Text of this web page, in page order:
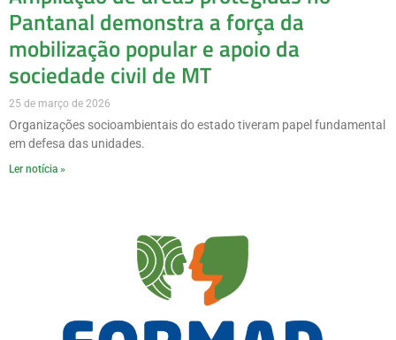
Pantanal demonstra a força da
mobilização popular e apoio da
sociedade civil de MT
25 de março de 2026
Organizações socioambientais do estado tiveram papel fundamental
em defesa das unidades.
Ler notícia »